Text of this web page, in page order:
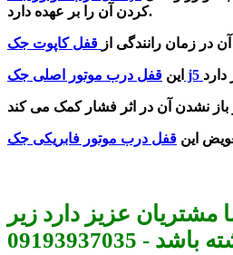
کردن آن را بر عهده دارد.
در زمان رانندگی از
این قفل درب موتور اصلی جک j5
این
عزیز دارد زیر